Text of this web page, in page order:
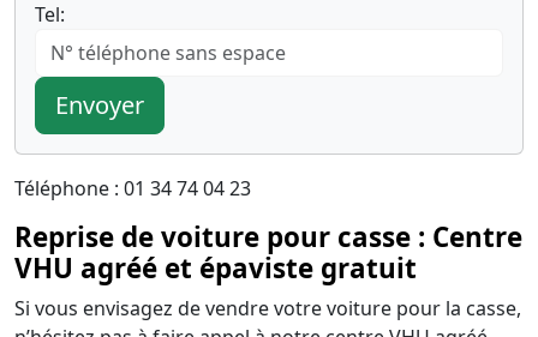
Tel:
Envoyer
Téléphone : 01 34 74 04 23
Reprise de voiture pour casse : Centre
VHU agréé et épaviste gratuit
Si vous envisagez de vendre votre voiture pour la casse,